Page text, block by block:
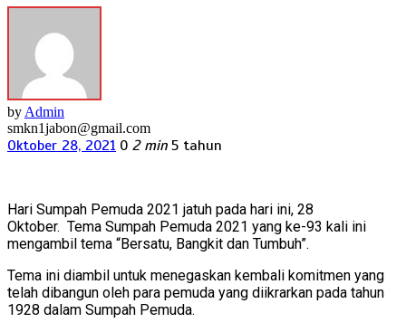
by Admin
smkn1jabon@gmail.com
Oktober 28, 2021 0 2 min 5 tahun
Hari Sumpah Pemuda 2021 jatuh pada hari ini, 28
Oktober. Tema Sumpah Pemuda 2021 yang ke-93 kali ini
mengambil tema “Bersatu, Bangkit dan Tumbuh”.
Tema ini diambil untuk menegaskan kembali komitmen yang
telah dibangun oleh para pemuda yang diikrarkan pada tahun
1928 dalam Sumpah Pemuda.